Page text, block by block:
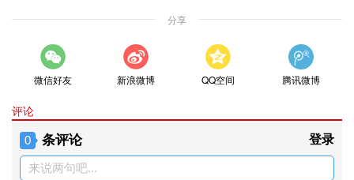
分享
微信好友 新浪微博 QQ空间 腾讯微博
评论
0 条评论 登录
来说两句吧...